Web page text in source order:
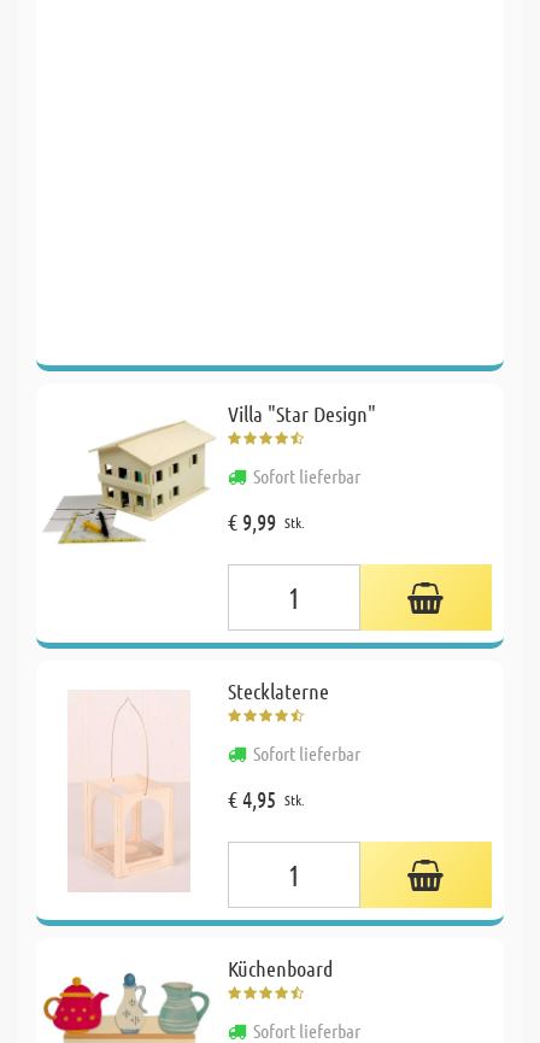
Villa "Star Design"
Sofort lieferbar
€ 9,99 Stk.
Stecklaterne
Sofort lieferbar
€ 4,95 Stk.
Küchenboard
Sofort lieferbar